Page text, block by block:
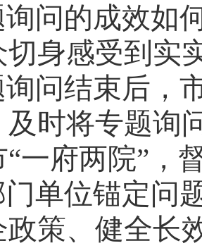
问的成效如
切身感受到实
问结束后，
及时将专题询
一府两院”，
单位锚定问
政策、健全长